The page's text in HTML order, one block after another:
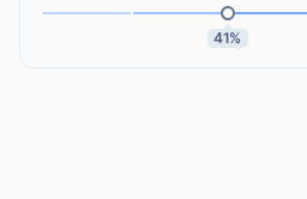
41%